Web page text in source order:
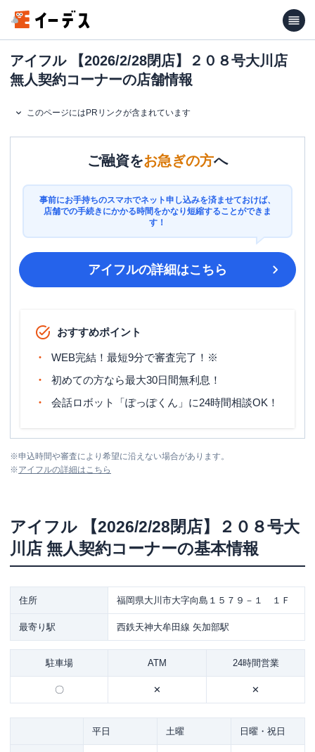
アイフル 【2026/2/28閉店】２０８号大川店
無人契約コーナーの店舗情報
このページにはPRリンクが含まれています
ご融資をお急ぎの方へ
事前にお手持ちのスマホでネット申し込みを済ませておけば、
店舗での手続きにかかる時間をかなり短縮することができま
す！
アイフルの詳細はこちら
おすすめポイント
WEB完結！最短9分で審査完了！※
初めての方なら最大30日間無利息！
会話ロボット「ぽっぽくん」に24時間相談OK！
※申込時間や審査により希望に沿えない場合があります。
※アイフルの詳細はこちら
アイフル
【2026/2/28閉店】２０８号大
川店 無人契約コーナーの基本情報
住所 福岡県大川市大字向島１５７９－１ １Ｆ
最寄り駅 西鉄天神大牟田線 矢加部駅
駐車場 ATM 24時間営業
〇 ✕ ✕
平日 土曜 日曜・祝日